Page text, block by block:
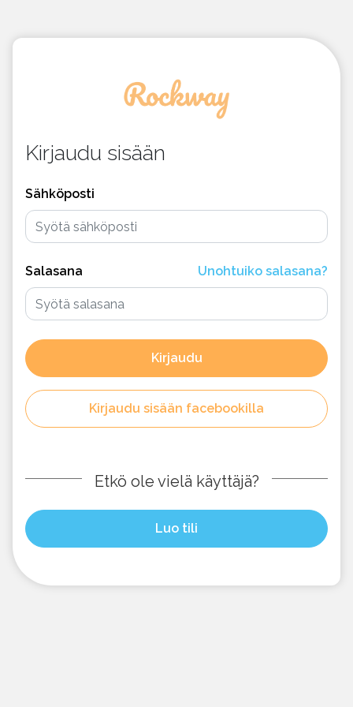
Kirjaudu sisään
Sähköposti
Salasana Unohtuiko salasana?
Kirjaudu
Kirjaudu sisään facebookilla
Etkö ole vielä käyttäjä?
Luo tili